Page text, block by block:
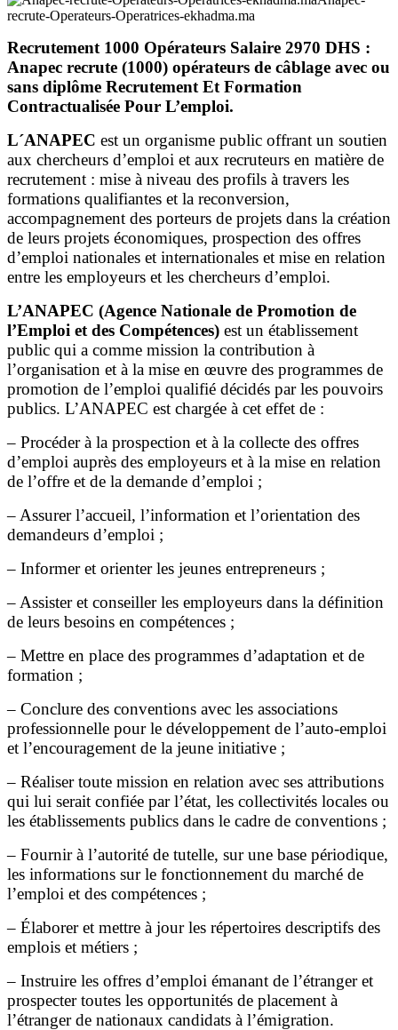
recrute-Operateurs-Operatrices-ekhadma.ma
Recrutement 1000 Opérateurs Salaire 2970 DHS :
Anapec recrute (1000) opérateurs de câblage avec ou
sans diplôme Recrutement Et Formation
Contractualisée Pour L’emploi.
L´ANAPEC est un organisme public offrant un soutien
aux chercheurs d’emploi et aux recruteurs en matière de
recrutement : mise à niveau des profils à travers les
formations qualifiantes et la reconversion,
accompagnement des porteurs de projets dans la création
de leurs projets économiques, prospection des offres
d’emploi nationales et internationales et mise en relation
entre les employeurs et les chercheurs d’emploi.
L’ANAPEC (Agence Nationale de Promotion de
l’Emploi et des Compétences) est un établissement
public qui a comme mission la contribution à
l’organisation et à la mise en œuvre des programmes de
promotion de l’emploi qualifié décidés par les pouvoirs
publics. L’ANAPEC est chargée à cet effet de :
– Procéder à la prospection et à la collecte des offres
d’emploi auprès des employeurs et à la mise en relation
de l’offre et de la demande d’emploi ;
– Assurer l’accueil, l’information et l’orientation des
demandeurs d’emploi ;
– Informer et orienter les jeunes entrepreneurs ;
– Assister et conseiller les employeurs dans la définition
de leurs besoins en compétences ;
– Mettre en place des programmes d’adaptation et de
formation ;
– Conclure des conventions avec les associations
professionnelle pour le développement de l’auto-emploi
et l’encouragement de la jeune initiative ;
– Réaliser toute mission en relation avec ses attributions
qui lui serait confiée par l’état, les collectivités locales ou
les établissements publics dans le cadre de conventions ;
– Fournir à l’autorité de tutelle, sur une base périodique,
les informations sur le fonctionnement du marché de
l’emploi et des compétences ;
– Élaborer et mettre à jour les répertoires descriptifs des
emplois et métiers ;
– Instruire les offres d’emploi émanant de l’étranger et
prospecter toutes les opportunités de placement à
l’étranger de nationaux candidats à l’émigration.